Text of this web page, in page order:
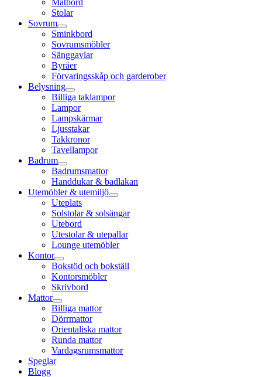
Matbord
Stolar
Sovrum
Sminkbord
Sovrumsmöbler
Sänggavlar
Byråer
Förvaringsskåp och garderober
Belysning
Billiga taklampor
Lampor
Lampskärmar
Ljusstakar
Takkronor
Tavellampor
Badrum
Badrumsmattor
Handdukar & badlakan
Utemöbler & utemiljö
Uteplats
Solstolar & solsängar
Utebord
Utestolar & utepallar
Lounge utemöbler
Kontor
Bokstöd och bokställ
Kontorsmöbler
Skrivbord
Mattor
Billiga mattor
Dörrmattor
Orientaliska mattor
Runda mattor
Vardagsrumsmattor
Speglar
Blogg